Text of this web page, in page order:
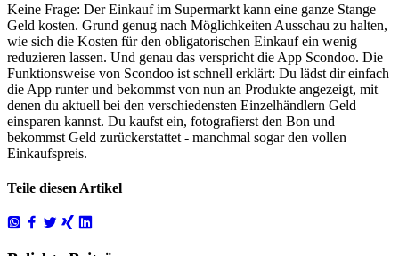
Keine Frage: Der Einkauf im Supermarkt kann eine ganze Stange
Geld kosten. Grund genug nach Möglichkeiten Ausschau zu halten,
wie sich die Kosten für den obligatorischen Einkauf ein wenig
reduzieren lassen. Und genau das verspricht die App Scondoo. Die
Funktionsweise von Scondoo ist schnell erklärt: Du lädst dir einfach
die App runter und bekommst von nun an Produkte angezeigt, mit
denen du aktuell bei den verschiedensten Einzelhändlern Geld
einsparen kannst. Du kaufst ein, fotografierst den Bon und
bekommst Geld zurückerstattet - manchmal sogar den vollen
Einkaufspreis.
Teile diesen Artikel